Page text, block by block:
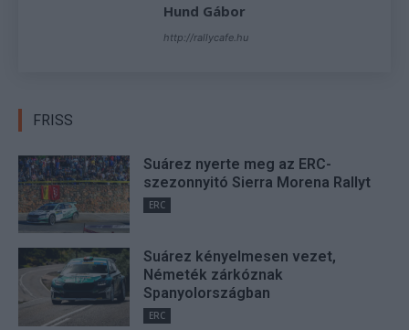
Hund Gábor
http://rallycafe.hu
FRISS
Suárez nyerte meg az ERC-
szezonnyitó Sierra Morena Rallyt
ERC
Suárez kényelmesen vezet,
Németék zárkóznak
Spanyolországban
ERC